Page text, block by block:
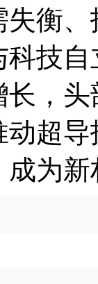
衡
技
，
超
为